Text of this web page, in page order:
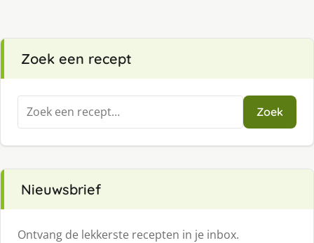
Zoek een recept
Zoeken
naar:
Zoek
Nieuwsbrief
Ontvang de lekkerste recepten in je inbox.